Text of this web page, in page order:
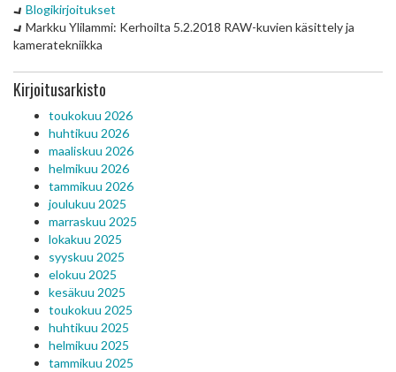
Blogikirjoitukset
Markku Ylilammi: Kerhoilta 5.2.2018 RAW-kuvien käsittely ja
kameratekniikka
Kirjoitusarkisto
toukokuu 2026
huhtikuu 2026
maaliskuu 2026
helmikuu 2026
tammikuu 2026
joulukuu 2025
marraskuu 2025
lokakuu 2025
syyskuu 2025
elokuu 2025
kesäkuu 2025
toukokuu 2025
huhtikuu 2025
helmikuu 2025
tammikuu 2025